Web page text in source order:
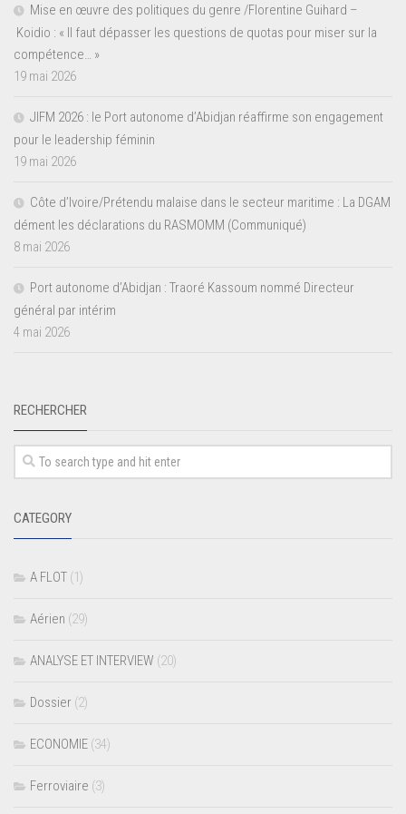
Mise en œuvre des politiques du genre /Florentine Guihard –
Koidio : « Il faut dépasser les questions de quotas pour miser sur la
compétence… »
19 mai 2026
JIFM 2026 : le Port autonome d’Abidjan réaffirme son engagement
pour le leadership féminin
19 mai 2026
Côte d’Ivoire/Prétendu malaise dans le secteur maritime : La DGAM
dément les déclarations du RASMOMM (Communiqué)
8 mai 2026
Port autonome d’Abidjan : Traoré Kassoum nommé Directeur
général par intérim
4 mai 2026
RECHERCHER
CATEGORY
A FLOT (1)
Aérien (29)
ANALYSE ET INTERVIEW (20)
Dossier (2)
ECONOMIE (34)
Ferroviaire (3)